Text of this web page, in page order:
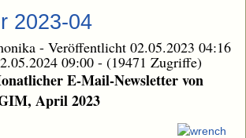
2023-04
- Veröffentlicht 02.05.2023 04:16
09:00 - (19471 Zugriffe)
E-Mail-Newsletter von
April 2023